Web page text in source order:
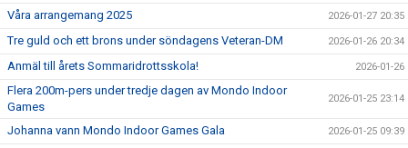
Våra arrangemang 2025 2026-01-27 20:35
Tre guld och ett brons under söndagens Veteran-DM 2026-01-26 20:34
Anmäl till årets Sommaridrottsskola! 2026-01-26
Flera 200m-pers under tredje dagen av Mondo Indoor
Games
2026-01-25 23:14
Johanna vann Mondo Indoor Games Gala 2026-01-25 09:39